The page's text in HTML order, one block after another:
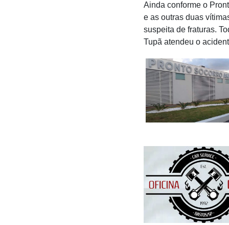
Ainda conforme o
e as outras duas
suspeita de fraturas.
Tupã atendeu o